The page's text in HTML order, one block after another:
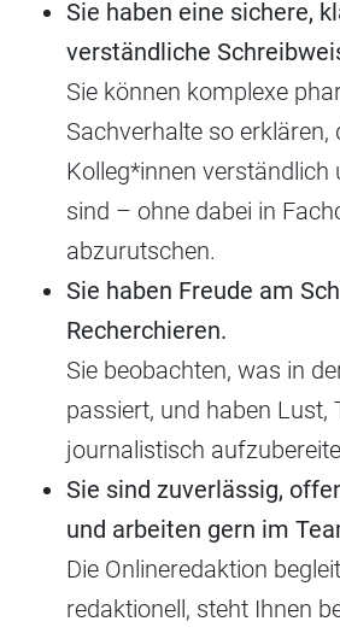
Sie haben eine sichere,
verständliche
Sie können komplexe
Sachverhalte so erklären,
Kolleg*innen verständlich
sind – ohne dabei in
abzurutschen.
Sie haben Freude am
Recherchieren.
Sie beobachten, was in
passiert, und haben Lust,
journalistisch
Sie sind zuverlässig,
und arbeiten gern im
Die Onlineredaktion
redaktionell, steht Ihnen